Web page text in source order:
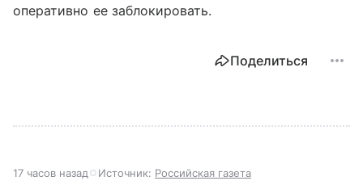
оперативно ее заблокировать.
Поделиться
17 часов назад Источник: Российская газета